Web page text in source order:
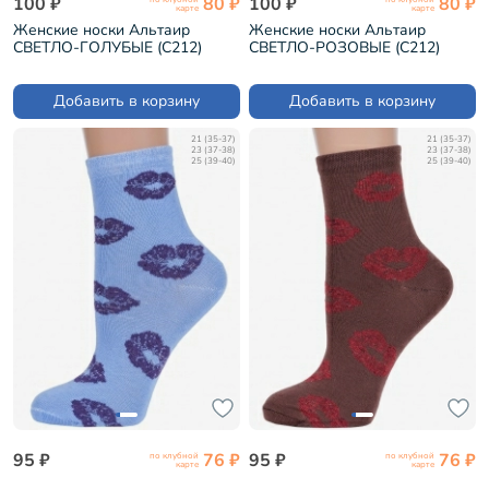
карте
Женские носки Альтаир
СВЕТЛО-ГОЛУБЫЕ (С212)
Добавить в корзину
карте
Женские носки Альтаир
СВЕТЛО-РОЗОВЫЕ (С212)
Добавить в корзину
21 (35-37)
23 (37-38)
25 (39-40)
95 ₽ по клубной
карте 76 ₽
21 (35-37)
23 (37-38)
25 (39-40)
95 ₽ по клубной
карте 76 ₽